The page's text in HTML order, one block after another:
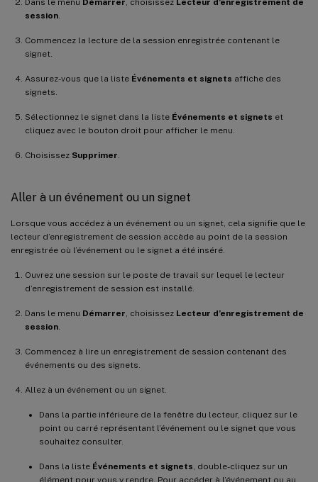
session
Commencez la lecture de la session enregistrée contenant le
signet.
Assurez-vous que la liste Événements et signets affiche des
signets.
Sélectionnez le signet dans la liste Événements et signets et
cliquez avec le bouton droit pour afficher le menu.
Choisissez Supprimer
Aller à un événement ou un signet
Lorsque vous accédez à un événement ou un signet, cela signifie que le
lecteur d’enregistrement de session accède au point de la session
enregistrée où l’événement ou le signet a été inséré.
Ouvrez une session sur le poste de travail sur lequel le lecteur
d’enregistrement de session est installé.
Dans le menu Démarrer , choisissez Lecteur d’enregistrement de
session
Commencez à lire un enregistrement de session contenant des
événements ou des signets.
Allez à un événement ou un signet.
Dans la partie inférieure de la fenêtre du lecteur, cliquez sur le
point ou carré représentant l’événement ou le signet que vous
souhaitez consulter.
Dans la liste Événements et signets , double-cliquez sur un
élément pour vous y rendre. Pour accéder à l’événement ou au